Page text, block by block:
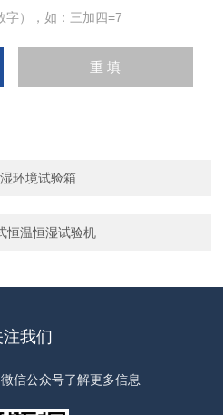
字），如：三加四=7
环境试验箱
恒温恒湿试验机
注我们
信公众号了解更多信息